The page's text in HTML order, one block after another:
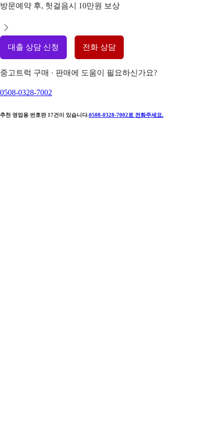
방문예약 후, 헛걸음시 10만원 보상
대출 상담 신청 전화 상담
중고트럭 구매 · 판매에 도움이 필요하신가요?
0508-0328-7002
추천 영업용 번호판 17건이 있습니다.0508-0328-7002 로 전화주세요.